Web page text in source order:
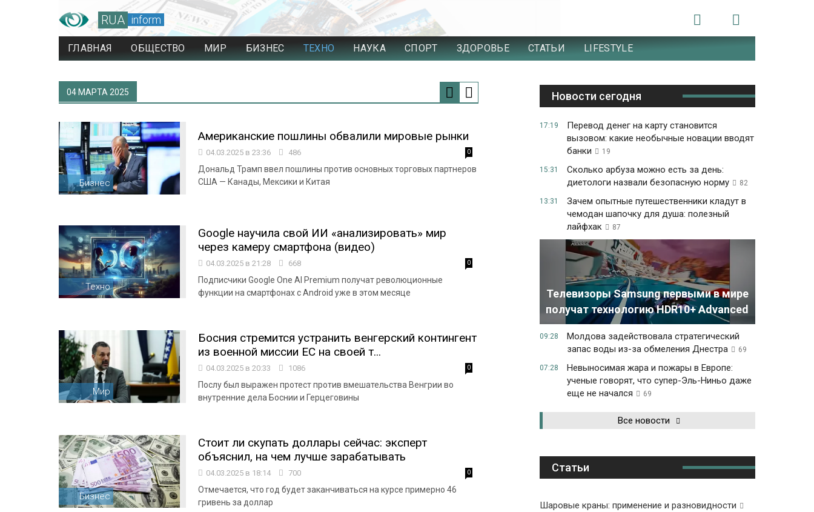
RUA inform
ГЛАВНАЯ ОБЩЕСТВО МИР БИЗНЕС ТЕХНО НАУКА СПОРТ ЗДОРОВЬЕ СТАТЬИ LIFESTYLE
04 МАРТА 2025
Бизнес
Американские пошлины обвалили мировые рынки
04.03.2025 в 23:36 486 0
Дональд Трамп ввел пошлины против основных торговых партнеров
США — Канады, Мексики и Китая
Техно
Google научила свой ИИ «анализировать» мир
через камеру смартфона (видео)
04.03.2025 в 21:28 668 0
Подписчики Google One AI Premium получат революционные
функции на смартфонах с Android уже в этом месяце
Мир
Босния стремится устранить венгерский контингент
из военной миссии ЕС на своей т...
04.03.2025 в 20:33 1086 0
Послу был выражен протест против вмешательства Венгрии во
внутренние дела Боснии и Герцеговины
Бизнес
Стоит ли скупать доллары сейчас: эксперт
объяснил, на чем лучше зарабатывать
04.03.2025 в 18:14 700 0
Отмечается, что год будет заканчиваться на курсе примерно 46
гривень за доллар
Новости сегодня
17:19
Перевод денег на карту становится
вызовом: какие необычные новации вводят
банки
19
15:31
Сколько арбуза можно есть за день:
диетологи назвали безопасную норму
82
13:31
Зачем опытные путешественники кладут в
чемодан шапочку для душа: полезный
лайфхак
87
Телевизоры Samsung первыми в мире
получат технологию HDR10+ Advanced
09:28
Молдова задействовала стратегический
запас воды из-за обмеления Днестра
69
07:28
Невыносимая жара и пожары в Европе:
ученые говорят, что супер-Эль-Ниньо даже
еще не начался
69
Все новости
Статьи
Шаровые краны: применение и разновидности